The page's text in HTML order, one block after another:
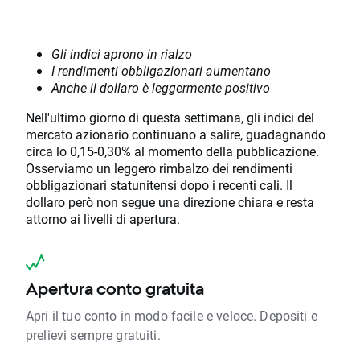
Gli indici aprono in rialzo
I rendimenti obbligazionari aumentano
Anche il dollaro è leggermente positivo
Nell'ultimo giorno di questa settimana, gli indici del
mercato azionario continuano a salire, guadagnando
circa lo 0,15-0,30% al momento della pubblicazione.
Osserviamo un leggero rimbalzo dei rendimenti
obbligazionari statunitensi dopo i recenti cali. Il
dollaro però non segue una direzione chiara e resta
attorno ai livelli di apertura.
Apertura conto gratuita
Apri il tuo conto in modo facile e veloce. Depositi e
prelievi sempre gratuiti.